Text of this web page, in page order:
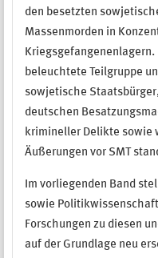
den besetzten
Massenmorden in
beleuchtete Teilgruppe
sowjetische
deutschen
krimineller Delikte sowie
Äußerungen vor SMT
Im vorliegenden Band
sowie
Forschungen zu diesen
auf der Grundlage neu